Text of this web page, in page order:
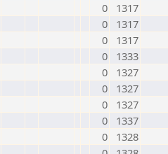
0
1317
0
1317
0
1317
0
1333
0
1327
0
1327
0
1327
0
1337
0
1328